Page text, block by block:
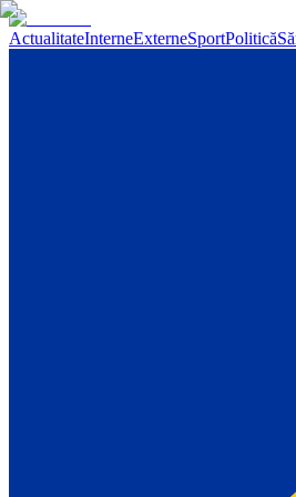
ActualitateInterneExterneSportPolitică